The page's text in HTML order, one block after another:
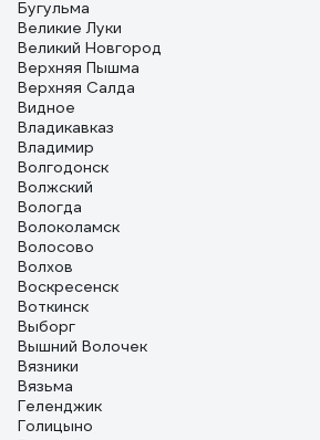
Бугульма
Великие Луки
Великий Новгород
Верхняя Пышма
Верхняя Салда
Видное
Владикавказ
Владимир
Волгодонск
Волжский
Вологда
Волоколамск
Волосово
Волхов
Воскресенск
Воткинск
Выборг
Вышний Волочек
Вязники
Вязьма
Геленджик
Голицыно